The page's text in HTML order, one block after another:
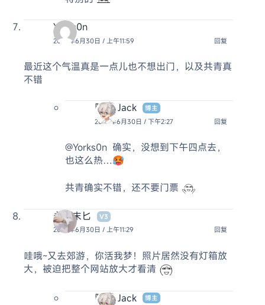
Yorks0n
2025年6月30日 / 上午11:59 回复
最近这个气温真是一点儿也不想出门，以及共青真
不错
阿杰 Jack
博主
2025年6月30日 / 下午2:27
回复
@Yorks0n 确实，没想到下午四点去，
也这么热…🥵
共青确实不错，还不要门票
永恒末匕
V3
2025年6月30日 / 上午11:29
回复
哇哦~又去郊游，你活我梦！照片居然没有灯箱放
大，被迫把整个网站放大才看清
阿杰 Jack
博主